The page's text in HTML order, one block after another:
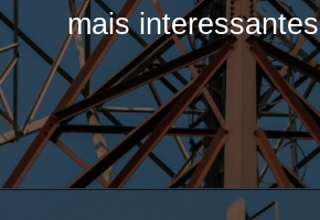
mais interessantes
mais interessantes